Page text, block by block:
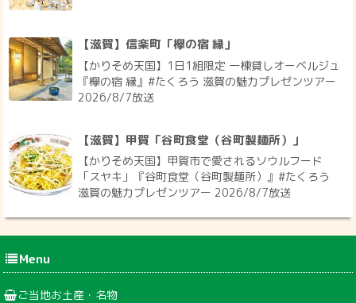
【滋賀】信楽町「欅の宿 縁」
【かりそめ天国】1日1組限定 一棟貸しオーベルジュ
『欅の宿 縁』#たくろう 滋賀の魅力プレゼンツアー
2026/8/7放送
【滋賀】甲賀「谷町食堂（谷町製麺所）」
【かりそめ天国】甲賀市で愛されるソウルフード
「スヤキ」『谷町食堂（谷町製麺所）』#たくろう
滋賀の魅力プレゼンツアー 2026/8/7放送
Menu
ご当地お土産・名物